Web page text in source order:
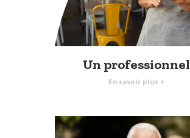
Un professionnel
En savoir plus +